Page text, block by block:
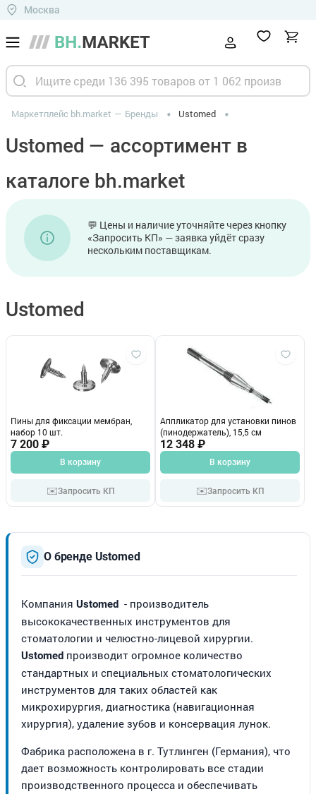
Москва
Маркетплейс bh.market Бренды Ustomed
Ustomed — ассортимент в
каталоге bh.market
💬 Цены и наличие уточняйте через кнопку
«Запросить КП» — заявка уйдёт сразу
нескольким поставщикам.
Ustomed
Пины для фиксации мембран,
набор 10 шт.
7 200 ₽
В корзину
✉️Запросить КП
Аппликатор для установки пинов
(пинодержатель), 15,5 см
12 348 ₽
В корзину
✉️Запросить КП
О бренде Ustomed
Компания Ustomed - производитель
высококачественных инструментов для
стоматологии и челюстно-лицевой хирургии.
Ustomed производит огромное количество
стандартных и специальных стоматологических
инструментов для таких областей как
микрохирургия, диагностика (навигационная
хирургия), удаление зубов и консервация лунок.
Фабрика расположена в г. Тутлинген (Германия), что
дает возможность контролировать все стадии
производственного процесса и обеспечивать